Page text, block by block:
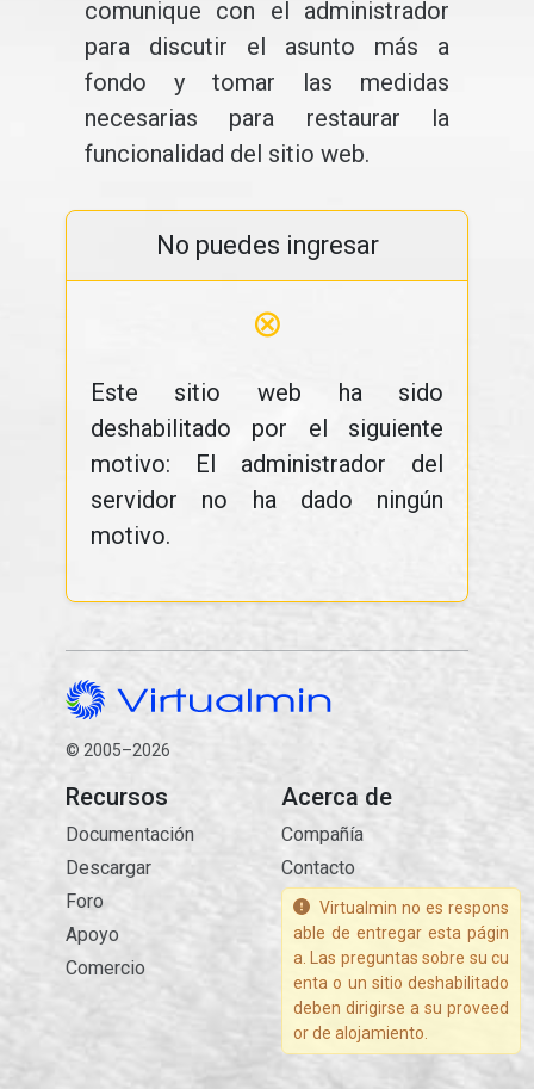
comunique con el administrador
para discutir el asunto más a
fondo y tomar las medidas
necesarias para restaurar la
funcionalidad del sitio web.
No puedes ingresar
⊗
Este sitio web ha sido
deshabilitado por el siguiente
motivo: El administrador del
servidor no ha dado ningún
motivo.
© 2005–2026
Recursos
Documentación
Descargar
Foro
Apoyo
Comercio
Acerca de
Compañía
Contacto
Virtualmin no es respons
able de entregar esta págin
a. Las preguntas sobre su cu
enta o un sitio deshabilitado
deben dirigirse a su proveed
or de alojamiento.